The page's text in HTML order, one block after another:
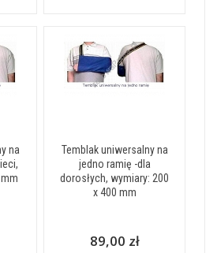
na
Temblak uniwersalny na
jedno ramię -dla
dorosłych, wymiary: 200
x 400 mm
89,00 zł